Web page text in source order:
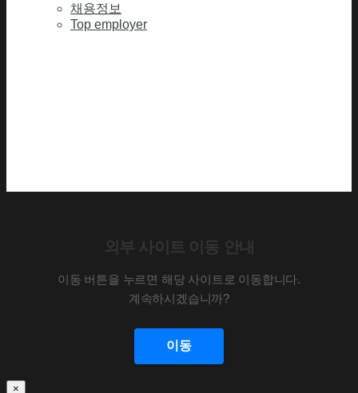
채용정보
Top employer
외부 사이트 이동 안내
이동 버튼을 누르면 해당 사이트로 이동합니다.
계속하시겠습니까?
이동
×